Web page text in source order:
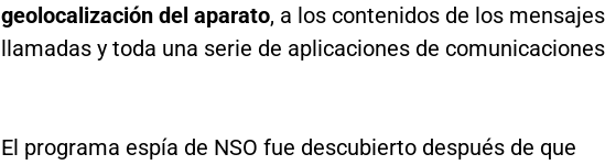
geolocalización del aparato, a los contenidos de los
llamadas y toda una serie de aplicaciones de
El programa espía de NSO fue descubierto después de que